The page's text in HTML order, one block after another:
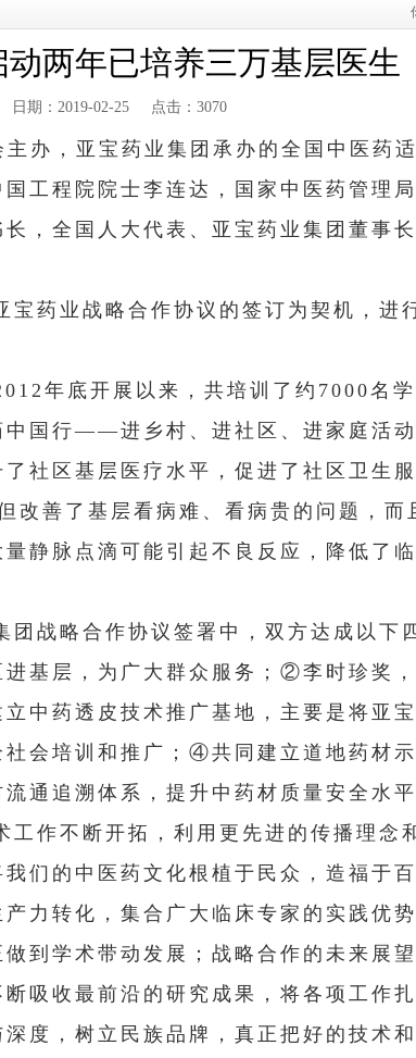
两年已培养三万基层医生
日期：2019-02-25 点击：3070
主办，亚宝药业集团承办的全国中医药
工程院院士李连达，国家中医药管理
，全国人大代表、亚宝药业集团董事
宝药业战略合作协议的签订为契机，进
年底开展以来，共培训了约 7000名
中国行——进乡村、进社区、进家庭活
社区基层医疗水平，促进了社区卫生
改善了基层看病难、看病贵的问题，而
静脉点滴可能引起不良反应，降低了
团战略合作协议签署中，双方达成以下
基层，为广大群众服务；②李时珍奖
中药透皮技术推广基地，主要是将亚
会培训和推广；④共同建立道地药材
通追溯体系，提升中药材质量安全水平
作不断开拓，利用更先进的传播理念
们的中医药文化根植于民众，造福于
力转化，集合广大临床专家的实践优
到学术带动发展；战略合作的未来展
吸收最前沿的研究成果，将各项工作
度，树立民族品牌，真正把好的技术